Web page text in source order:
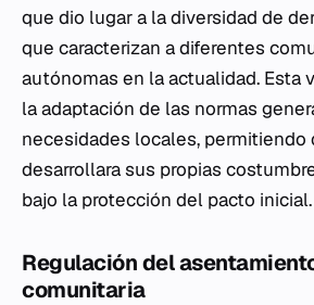
que dio lugar a la diversidad de
que caracterizan a diferentes
autónomas en la actualidad. Esta
la adaptación de las normas
necesidades locales, permitiendo
desarrollara sus propias
bajo la protección del pacto inicial.
Regulación del
comunitaria